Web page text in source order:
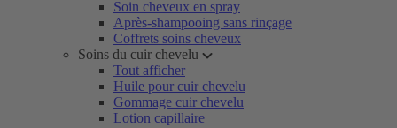
Soin cheveux en spray
Après-shampooing sans rinçage
Coffrets soins cheveux
Soins du cuir chevelu
Tout afficher
Huile pour cuir chevelu
Gommage cuir chevelu
Lotion capillaire